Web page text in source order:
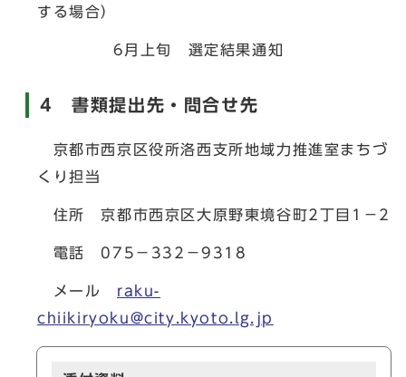
する場合）
6月上旬 選定結果通知
4 書類提出先・問合せ先
京都市西京区役所洛西支所地域力推進室まちづ
くり担当
住所 京都市西京区大原野東境谷町2丁目1－2
電話 075－332－9318
メール raku-
chiikiryoku@city.kyoto.lg.jp